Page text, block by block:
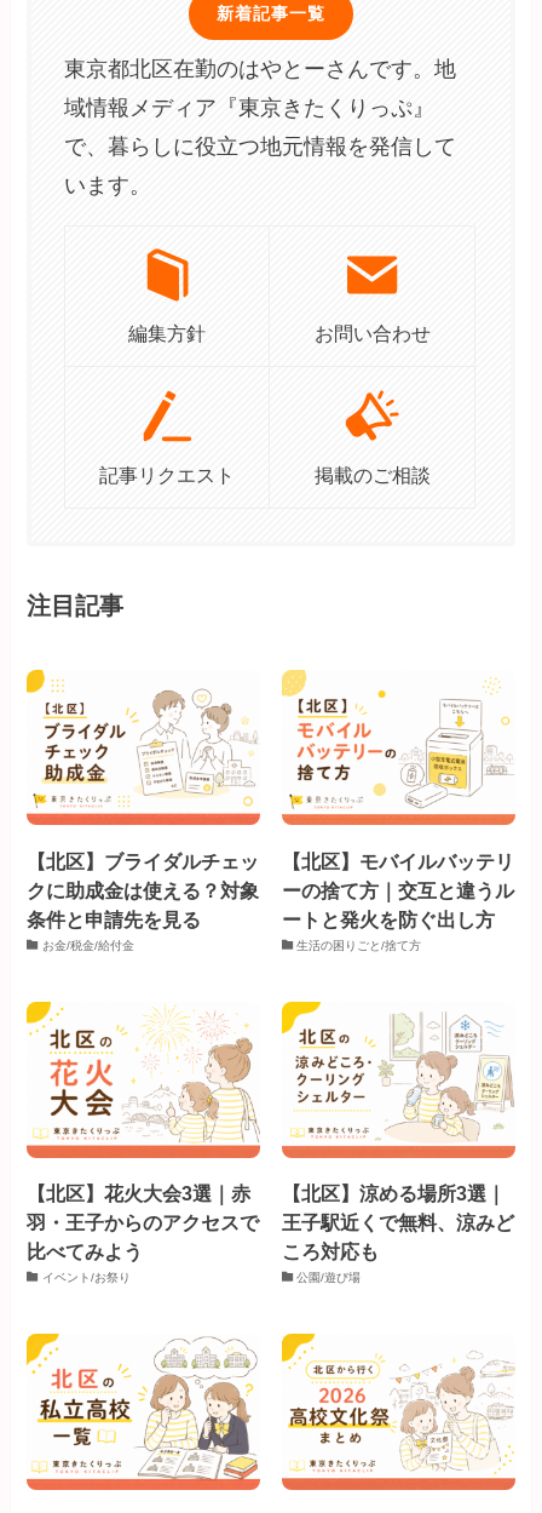
新着記事一覧
東京都北区在勤のはやとーさんです。地
域情報メディア『東京きたくりっぷ』
で、暮らしに役立つ地元情報を発信して
います。
編集方針 お問い合わせ
記事リクエスト 掲載のご相談
注目記事
【北区】ブライダルチェッ
クに助成金は使える？対象
条件と申請先を見る
お金/税金/給付金
【北区】モバイルバッテリ
ーの捨て方｜交互と違うル
ートと発火を防ぐ出し方
生活の困りごと/捨て方
【北区】花火大会3選｜赤
羽・王子からのアクセスで
比べてみよう
イベント/お祭り
【北区】涼める場所3選｜
王子駅近くで無料、涼みど
ころ対応も
公園/遊び場